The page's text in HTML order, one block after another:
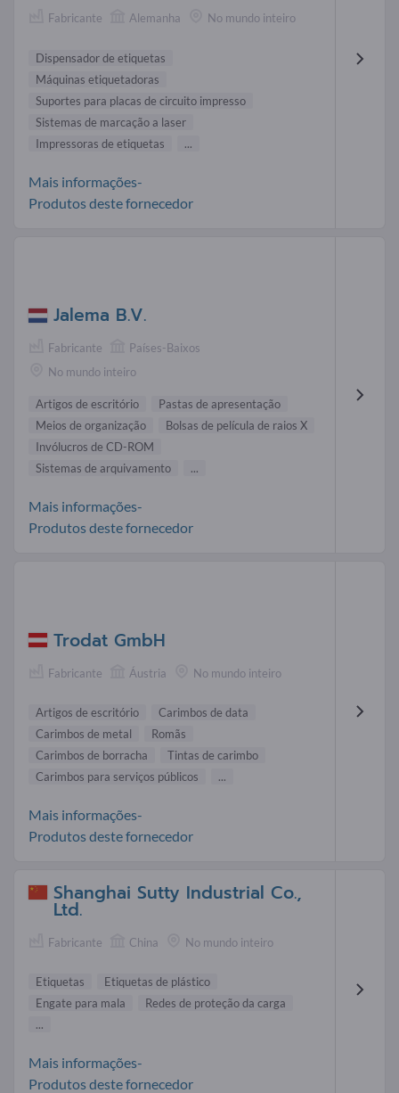
Fabricante Alemanha No mundo inteiro
Dispensador de etiquetas
Máquinas etiquetadoras
Suportes para placas de circuito impresso
Sistemas de marcação a laser
Impressoras de etiquetas
...
Mais informações-
Produtos deste fornecedor
Jalema B.V.
Fabricante
Países-Baixos
No mundo inteiro
Artigos de escritório
Pastas de apresentação
Meios de organização
Bolsas de película de raios X
Invólucros de CD-ROM
Sistemas de arquivamento
...
Mais informações-
Produtos deste fornecedor
Trodat GmbH
Fabricante Áustria No mundo inteiro
Artigos de escritório
Carimbos de data
Carimbos de metal
Romãs
Carimbos de borracha
Tintas de carimbo
Carimbos para serviços públicos
...
Mais informações-
Produtos deste fornecedor
Shanghai Sutty Industrial Co.,
Ltd.
Fabricante China No mundo inteiro
Etiquetas
Etiquetas de plástico
Engate para mala
Redes de proteção da carga
...
Mais informações-
Produtos deste fornecedor